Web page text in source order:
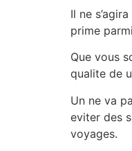
Il ne
prime
Que vous
qualite de
Un ne va
eviter des
voyages.